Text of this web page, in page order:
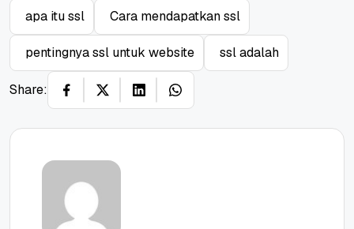
apa itu ssl Cara mendapatkan ssl
pentingnya ssl untuk website ssl adalah
Share: